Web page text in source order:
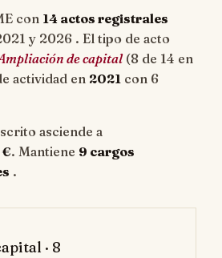
con 14 actos registrales
y 2026 . El tipo de acto
de capital(8 de 14 en
actividad en 2021 con 6
asciende a
. Mantiene 9 cargos
.
· 8